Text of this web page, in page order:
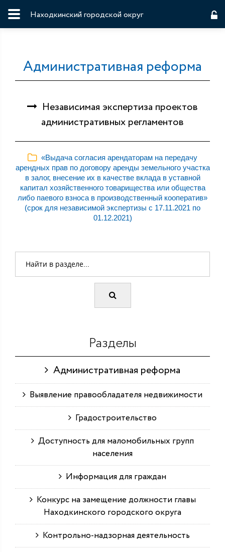
Находкинский городской округ
Административная реформа
Независимая экспертиза проектов
административных регламентов
«Выдача согласия арендаторам на передачу
арендных прав по договору аренды земельного участка
в залог, внесение их в качестве вклада в уставной
капитал хозяйственного товарищества или общества
либо паевого взноса в производственный кооператив»
(срок для независимой экспертизы с 17.11.2021 по
01.12.2021)
Разделы
Административная реформа
Выявление правообладателя недвижимости
Градостроительство
Доступность для маломобильных групп
населения
Информация для граждан
Конкурс на замещение должности главы
Находкинского городского округа
Контрольно-надзорная деятельность